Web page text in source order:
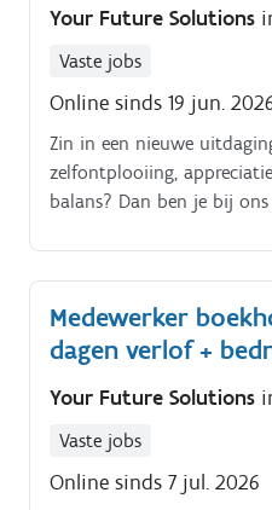
Your Future Solutions
Vaste jobs
Online sinds 19 jun.
Zin in een nieuwe
zelfontplooiing,
balans? Dan ben je bij
Medewerker
dagen verlof +
Your Future Solutions
Vaste jobs
Online sinds 7 jul. 2026